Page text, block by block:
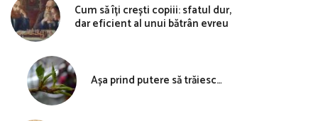
Cum să îți crești copiii: sfatul dur,
dar eficient al unui bătrân evreu
Așa prind putere să trăiesc…